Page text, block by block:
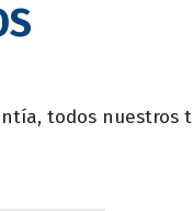
todos nuestros